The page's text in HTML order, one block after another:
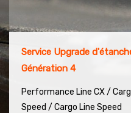
Service Upgrade
Génération 4
Performance Line CX /
Speed / Cargo Line Speed